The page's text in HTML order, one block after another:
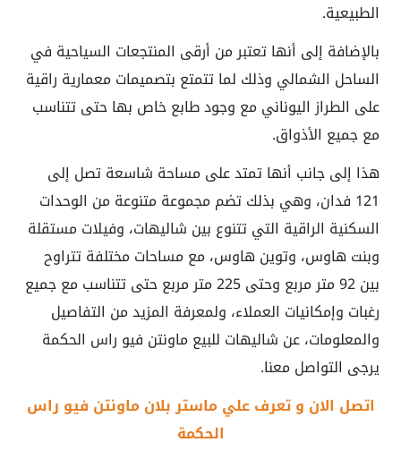
الطبيعية.
بالإضافة إلى أنها تعتبر من أرقى المنتجعات السياحية في
الساحل الشمالي وذلك لما تتمتع بتصميمات معمارية راقية
على الطراز اليوناني مع وجود طابع خاص بها حتى تتناسب
مع جميع الأذواق.
هذا إلى جانب أنها تمتد على مساحة شاسعة تصل إلى
121 فدان، وهي بذلك تضم مجموعة متنوعة من الوحدات
السكنية الراقية التي تتنوع بين شاليهات، وفيلات مستقلة
وبنت هاوس، وتوين هاوس، مع مساحات مختلفة تتراوح
بين 92 متر مربع وحتى 225 متر مربع حتى تتناسب مع جميع
رغبات وإمكانيات العملاء، ولمعرفة المزيد من التفاصيل
والمعلومات، عن شاليهات للبيع ماونتن فيو راس الحكمة
يرجى التواصل معنا.
اتصل الان و تعرف علي ماستر بلان ماونتن فيو راس
الحكمة